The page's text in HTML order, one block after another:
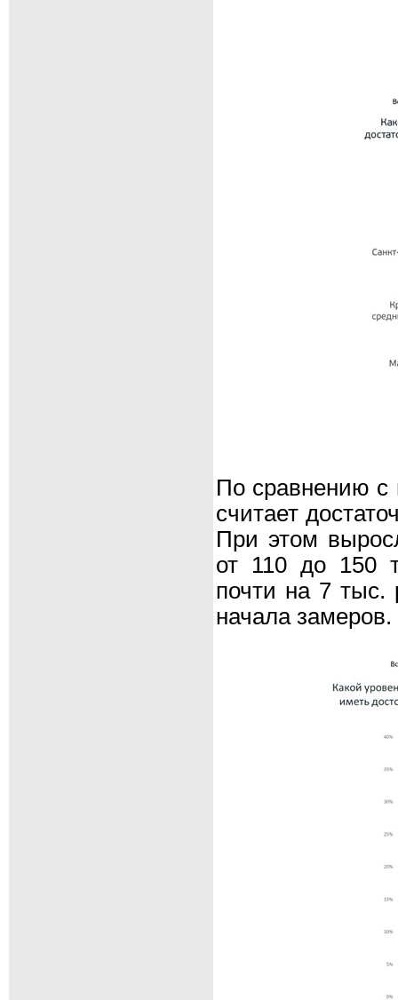
По сравнению с
считает
При этом
от 110 до 150
почти на 7 тыс.
начала замеров.